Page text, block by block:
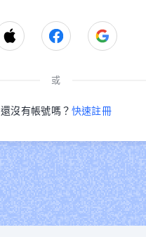
或
還沒有帳號嗎？ 快速註冊